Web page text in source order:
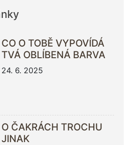
CO O TOBĚ VYPOVÍDÁ
TVÁ OBLÍBENÁ BARVA
24. 6. 2025
O ČAKRÁCH TROCHU
JINAK